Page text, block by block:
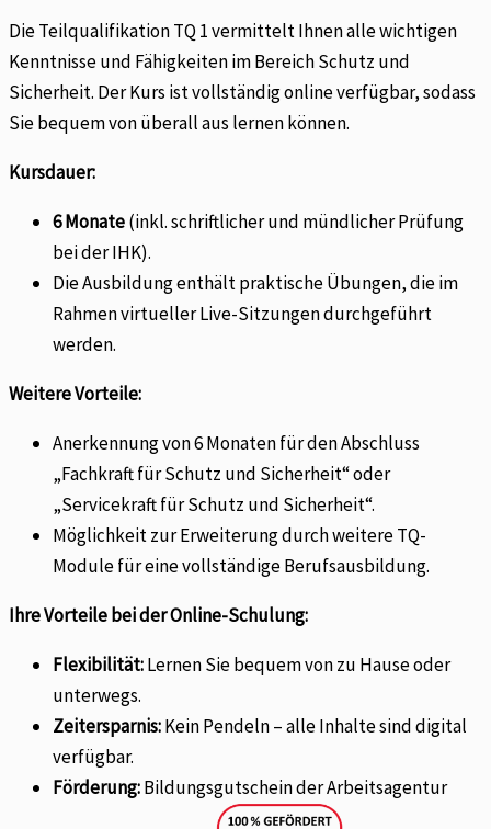
Die Teilqualifikation TQ 1 vermittelt Ihnen alle wichtigen
Kenntnisse und Fähigkeiten im Bereich Schutz und
Sicherheit. Der Kurs ist vollständig online verfügbar, sodass
Sie bequem von überall aus lernen können.
Kursdauer:
6 Monate(inkl. schriftlicher und mündlicher Prüfung
bei der IHK).
Die Ausbildung enthält praktische Übungen, die im
Rahmen virtueller Live-Sitzungen durchgeführt
werden.
Weitere Vorteile:
Anerkennung von 6 Monaten für den Abschluss
„Fachkraft für Schutz und Sicherheit“ oder
„Servicekraft für Schutz und Sicherheit“.
Möglichkeit zur Erweiterung durch weitere TQ-
Module für eine vollständige Berufsausbildung.
Ihre Vorteile bei der Online-Schulung:
Flexibilität:Lernen Sie bequem von zu Hause oder
unterwegs.
Zeitersparnis:Kein Pendeln – alle Inhalte sind digital
verfügbar.
Förderung:Bildungsgutschein der Arbeitsagentur